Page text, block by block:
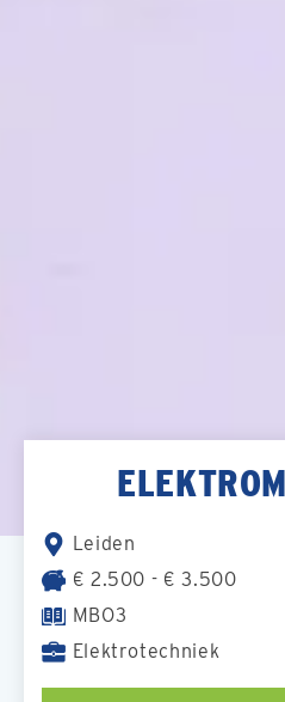
Leiden
€ 2.500 - € 3.500
MBO3
Elektrotechniek